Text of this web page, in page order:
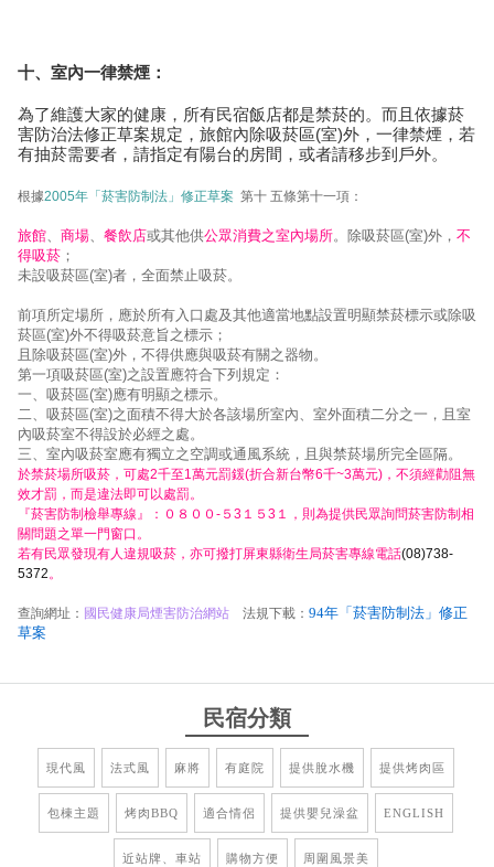
十、室內一律禁煙：
為了維護大家的健康，所有民宿飯店都是禁菸的。而且依據菸
害防治法修正草案規定，旅館內除吸菸區(室)外，一律禁煙，若
有抽菸需要者，請指定有陽台的房間，或者請移步到戶外。
根據2005年「菸害防制法」修正草案 第十 五條第十一項：
旅館、 商場、 餐飲店或其他供公眾消費之室內場所。除吸菸區(室)外， 不
得吸菸 ；
未設吸菸區(室)者，全面禁止吸菸。
前項所定場所，應於所有入口處及其他適當地點設置明顯禁菸標示或除吸
菸區(室)外不得吸菸意旨之標示；
且除吸菸區(室)外，不得供應與吸菸有關之器物。
第一項吸菸區(室)之設置應符合下列規定：
一、吸菸區(室)應有明顯之標示。
二、吸菸區(室)之面積不得大於各該場所室內、室外面積二分之一，且室
內吸菸室不得設於必經之處。
三、室內吸菸室應有獨立之空調或通風系統，且與禁菸場所完全區隔。
於禁菸場所吸菸，可處2千至1萬元罰鍰(折合新台幣6千~3萬元)，不須經勸阻無
效才罰，而是違法即可以處罰。
『菸害防制檢舉專線』：０８００-５3１５3１，則為提供民眾詢問菸害防制相
關問題之單一門窗口。
若有民眾發現有人違規吸菸，亦可撥打屏東縣衛生局菸害專線電話(08)738-
5372。
查詢網址： 國民健康局煙害防治網站 法規下載： 94年「菸害防制法」修正
草案
民宿分類
現代風 法式風 麻將 有庭院 提供脫水機 提供烤肉區
包棟主題 烤肉BBQ 適合情侶 提供嬰兒澡盆 ENGLISH
近站牌、車站 購物方便 周圍風景美